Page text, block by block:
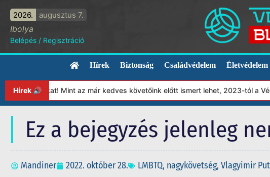
2026. augusztus 7.
Ibolya
Belépés / Regisztráció
Hírek Biztonság Családvédelem Életvédelem
Hírek 🔊Mint az már kedves követőink előtt ismert lehet, 2023-tól a
Ez a bejegyzés jelenleg
Mandiner 2022. október 28. LMBTQ, nagykövetség, Vlagyimir